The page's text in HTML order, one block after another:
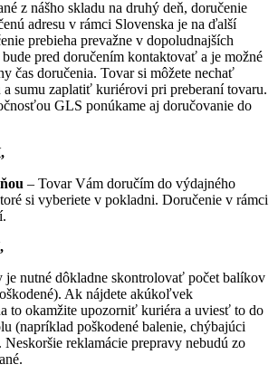
z nášho skladu na druhý deň, doručenie
adresu v rámci Slovenska je na ďalší
prebieha prevažne v dopoludnajších
pred doručením kontaktovať a je možné
čas doručenia. Tovar si môžete nechať
sumu zaplatiť kuriérovi pri preberaní tovaru.
GLS ponúkame aj doručovanie do
– Tovar Vám doručím do výdajného
si vyberiete v pokladni. Doručenie v rámci
je nutné dôkladne skontrolovať počet balíkov
Ak nájdete akúkoľvek
to okamžite upozorniť kuriéra a uviesť to do
(napríklad poškodené balenie, chýbajúci
reklamácie prepravy nebudú zo